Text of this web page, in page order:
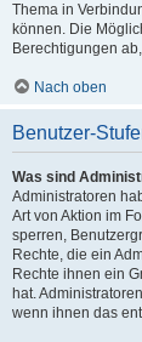
Thema in
können. Die
Berechtigungen
Nach oben
Benutzer-
Was sind
Administratoren
Art von Aktion im
sperren,
Rechte, die ein
Rechte ihnen ein
hat.
wenn ihnen das